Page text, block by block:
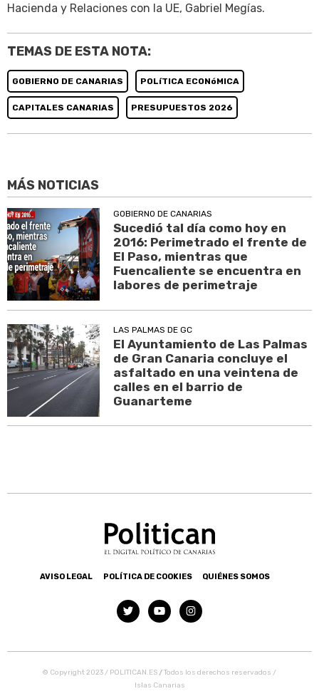
Hacienda y Relaciones con la UE, Gabriel Megías.
TEMAS DE ESTA NOTA:
GOBIERNO DE CANARIAS POLíTICA ECONóMICA
CAPITALES CANARIAS PRESUPUESTOS 2026
MÁS NOTICIAS
GOBIERNO DE CANARIAS
Sucedió tal día como hoy en
2016: Perimetrado el frente de
El Paso, mientras que
Fuencaliente se encuentra en
labores de perimetraje
LAS PALMAS DE GC
El Ayuntamiento de Las Palmas
de Gran Canaria concluye el
asfaltado en una veintena de
calles en el barrio de
Guanarteme
AVISO LEGAL POLÍTICA DE COOKIES QUIÉNES SOMOS
© Copyright 2023 / POLITICAN.ES /Todos los derechos reservados /
Islas Canarias